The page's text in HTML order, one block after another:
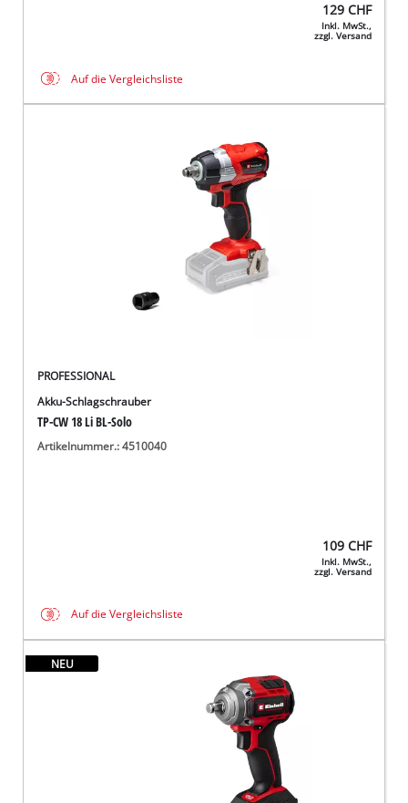
129 CHF
Inkl. MwSt.,
zzgl. Versand
Auf die Vergleichsliste
PROFESSIONAL
Akku-Schlagschrauber
TP-CW 18 Li BL-Solo
Artikelnummer.: 4510040
109 CHF
Inkl. MwSt.,
zzgl. Versand
Auf die Vergleichsliste
NEU